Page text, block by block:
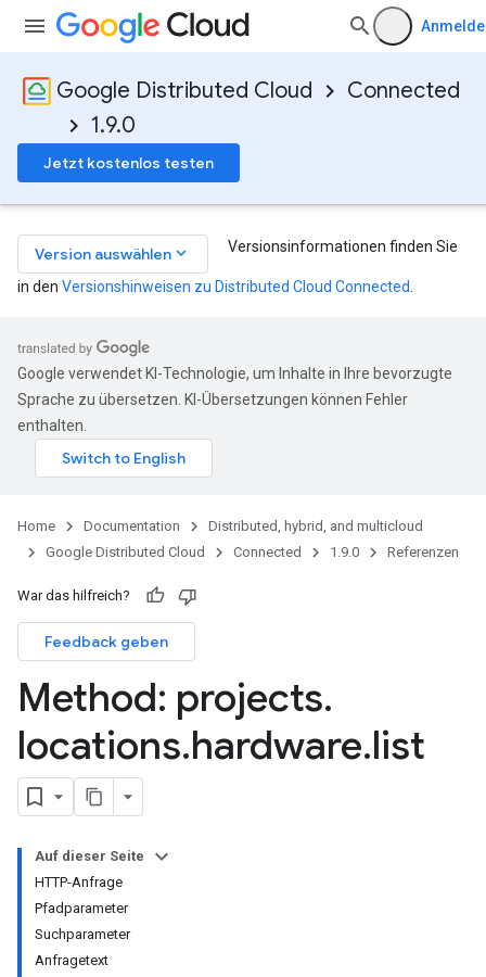
Google Distributed Cloud
Connected
1.9.0
Jetzt kostenlos testen
Version auswählen keyboard_arrow_down Versionsinformationen finden Sie
in den Versionshinweisen zu Distributed Cloud Connected
Google verwendet KI-Technologie, um Inhalte in Ihre bevorzugte
Sprache zu übersetzen. KI-Übersetzungen können Fehler
enthalten.
Home Documentation
Distributed, hybrid, and multicloud
Google Distributed Cloud
Connected 1.9.0 Referenzen
War das hilfreich?
Feedback geben
Method: projects.
locations.hardware.list
Auf dieser Seite
HTTP-Anfrage
Pfadparameter
Suchparameter
Anfragetext